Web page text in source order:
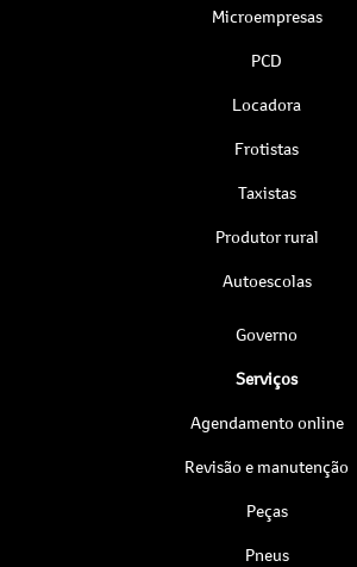
Microempresas
PCD
Locadora
Frotistas
Taxistas
Produtor rural
Autoescolas
Governo
Serviços
Agendamento online
Revisão e manutenção
Peças
Pneus